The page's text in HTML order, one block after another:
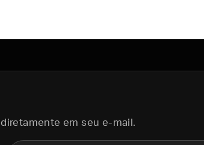
em seu e-mail.